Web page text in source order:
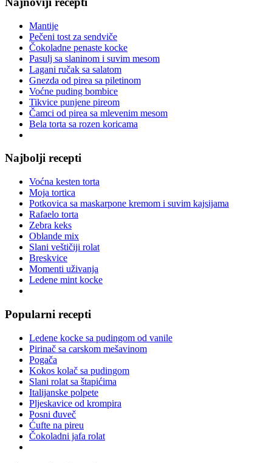
Mantije
Pečeni tost za sendviče
Čokoladne penaste kocke
Pasulj sa slaninom i suvim mesom
Lagani ručak sa salatom
Gnezda od pirea sa piletinom
Voćne puding bombice
Tikvice punjene pireom
Čamci od pirea sa mlevenim mesom
Bela torta sa rozen koricama
Najbolji recepti
Voćna kesten torta
Moja tortica
Potkovica sa maskarpone kremom i suvim kajsijama
Rafaelo torta
Zebra keks
Oblande mix
Slani veštičiji rolat
Breskvice
Momenti uživanja
Ledene mint kocke
Popularni recepti
Ledene kocke sa pudingom od vanile
Pirinač sa carskom mešavinom
Pogača
Kokos kolač sa pudingom
Slani rolat sa štapićima
Italijanske polpete
Pljeskavice od krompira
Posni đuveč
Ćufte na pireu
Čokoladni jafa rolat